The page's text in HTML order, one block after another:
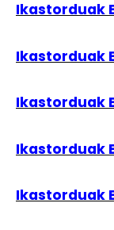
Ikastorduak
Ikastorduak
Ikastorduak
Ikastorduak
Ikastorduak